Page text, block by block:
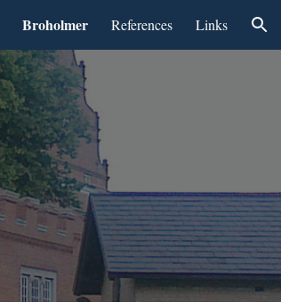
Broholmer References Links